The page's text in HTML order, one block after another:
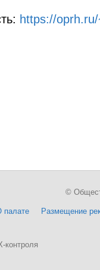
https://
палате Размещение
©